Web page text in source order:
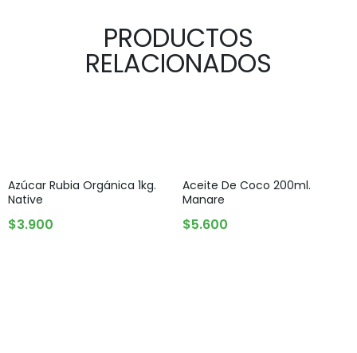
PRODUCTOS
RELACIONADOS
Azúcar Rubia Orgánica 1kg.
Native
$3.900
Aceite De Coco 200ml.
Manare
$5.600